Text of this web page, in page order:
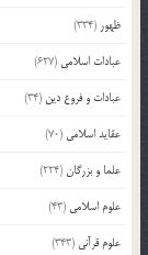
ظهور (334)
عبادات اسلامی (627)
عبادات و فروع دین (34)
عقاید اسلامی (70)
علما و بزرگان(224)
علوم اسلامی (43)
علوم قرآنی (343)